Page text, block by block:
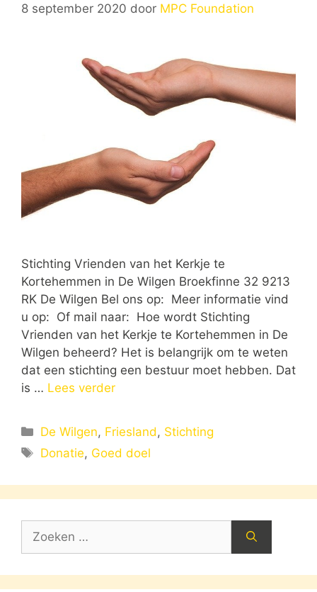
8 september 2020 door MPC Foundation
Stichting Vrienden van het Kerkje te
Kortehemmen in De Wilgen Broekfinne 32 9213
RK De Wilgen Bel ons op: Meer informatie vind
u op: Of mail naar: Hoe wordt Stichting
Vrienden van het Kerkje te Kortehemmen in De
Wilgen beheerd? Het is belangrijk om te weten
dat een stichting een bestuur moet hebben. Dat
is … Lees verder
Categorieën
De Wilgen, Friesland , Stichting
Tags
Donatie, Goed doel
naar: